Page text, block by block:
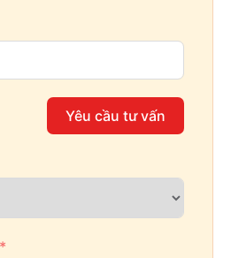
Yêu cầu tư vấn